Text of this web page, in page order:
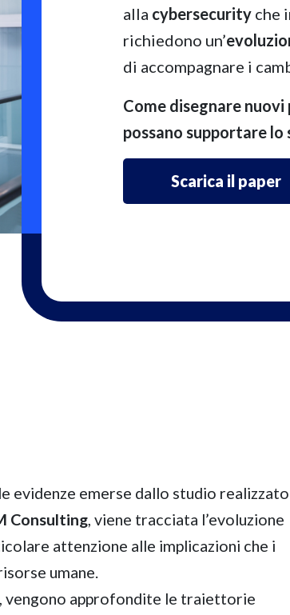
alla cybersecurityche
richiedono un’
di accompagnare i
Come disegnare
possano supportare lo
Scarica il paper
evidenze emerse dallo studio realizzato
Consulting, viene tracciata l’evoluzione
attenzione alle implicazioni che i
umane.
vengono approfondite le traiettorie